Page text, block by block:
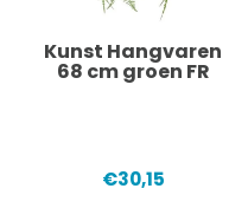
Kunst Hangvaren
68 cm groen FR
€30,15